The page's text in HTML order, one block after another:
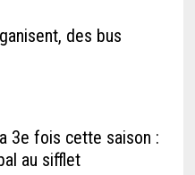
des bus
3e fois cette saison :
au sifflet